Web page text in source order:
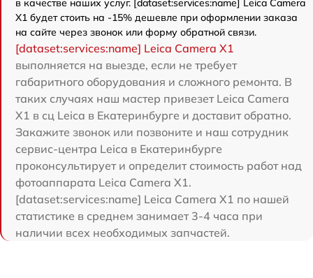
в качестве наших услуг. [dataset:services:name] Leica Camera
X1 будет стоить на -15% дешевле при оформлении заказа
на сайте через звонок или форму обратной связи.
[dataset:services:name] Leica Camera X1
выполняется на выезде, если не требует
габаритного оборудования и сложного ремонта. В
таких случаях наш мастер привезет Leica Camera
X1 в сц Leica в Екатеринбурге и доставит обратно.
Закажите звонок или позвоните и наш сотрудник
сервис-центра Leica в Екатеринбурге
проконсультирует и определит стоимость работ над
фотоаппарата Leica Camera X1.
[dataset:services:name] Leica Camera X1 по нашей
статистике в среднем занимает 3-4 часа при
наличии всех необходимых запчастей.